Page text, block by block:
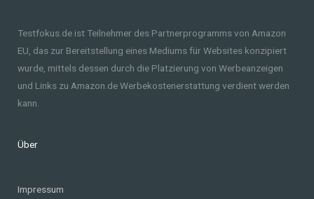
Testfokus.de ist Teilnehmer des Partnerprogramms von Amazon
EU, das zur Bereitstellung eines Mediums für Websites konzipiert
wurde, mittels dessen durch die Platzierung von Werbeanzeigen
und Links zu Amazon.de Werbekostenerstattung verdient werden
kann.
Über
Impressum